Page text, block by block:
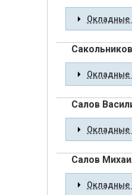
Окладные
Окладные
Салов
Окладные
Салов
Окладные